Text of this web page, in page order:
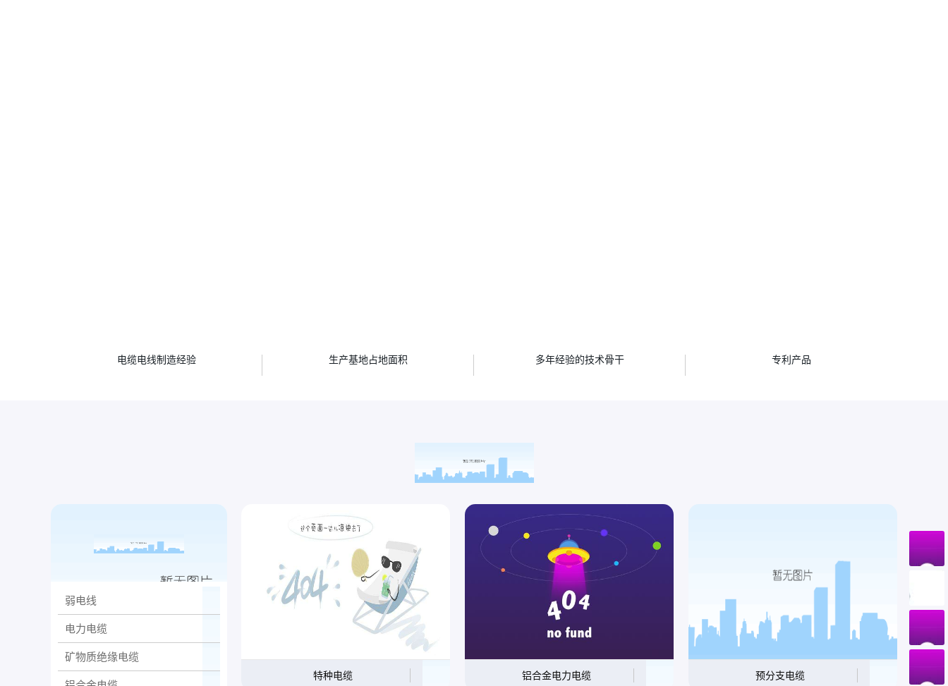
电缆电线制造经验 生产基地占地面积 多年经验的技术骨干 专利产品
弱电线
电力电缆
矿物质绝缘电缆
特种电缆 铝合金电力电缆 预分支电缆